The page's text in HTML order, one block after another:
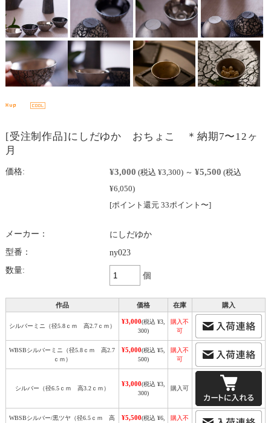
[受注制作品]にしだゆか おちょこ ＊納期7〜12ヶ
月
価格: ¥3,000 (税込 ¥3,300) ～ ¥5,500 (税込
¥6,050)
[ポイント還元 33ポイント〜]
メーカー：
にしだゆか
型番：
ny023
数量:
個
作品 価格 在庫 購入
シルバーミニ（径5.8ｃｍ 高2.7ｃｍ）
¥3,000(税込 ¥3,
300)
購入不
可
WBSBシルバーミニ（径5.8ｃｍ 高2.7
ｃｍ）
¥5,000(税込 ¥5,
500)
購入不
可
シルバー（径6.5ｃｍ 高3.2ｃｍ）
¥3,000(税込 ¥3,
300)
購入可
WBSBシルバー/黒ツヤ（径6.5ｃｍ 高
¥5,500(税込 ¥6,
購入不